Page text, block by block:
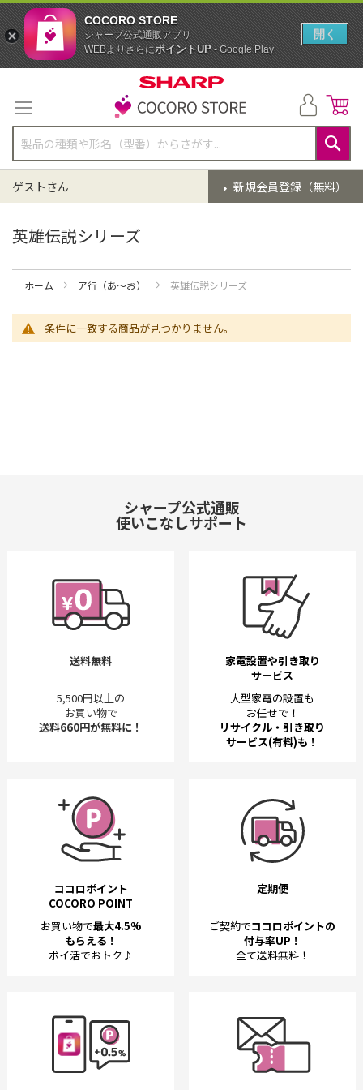
テ
ン
ツ
に
ス
キ
ッ
検
索
新規会員登録（無料）
ゲストさん
英雄伝説シリーズ
ホーム ア行（あ～お） 英雄伝説シリーズ
条件に一致する商品が見つかりません。
シャープ公式通販
使いこなしサポート
送料無料
5,500円以上の
お買い物で
送料660円が無料に！
家電設置や引き取り
サービス
大型家電の設置も
お任せで！
リサイクル・引き取り
サービス(有料)も！
ココロポイント
COCORO POINT
お買い物で最大4.5%
もらえる！
ポイ活でおトク♪
定期便
ご契約でココロポイントの
付与率UP！
全て送料無料！
COCORO STORE
シャープ公式通販アプリ
WEBよりさらにポイントUP- Google Play
開く